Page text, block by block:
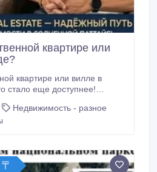
квартире или
квартире или вилле в
стало еще доступнее!
уникальную
недвижимость в Паттайе
Недвижимость - разное